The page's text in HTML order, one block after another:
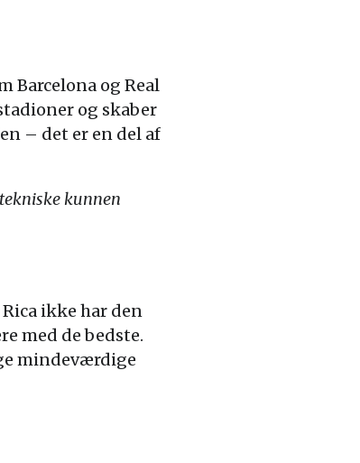
Barcelona og Real
og skaber
– det er en del af
kunnen
ikke har den
med de bedste.
mindeværdige